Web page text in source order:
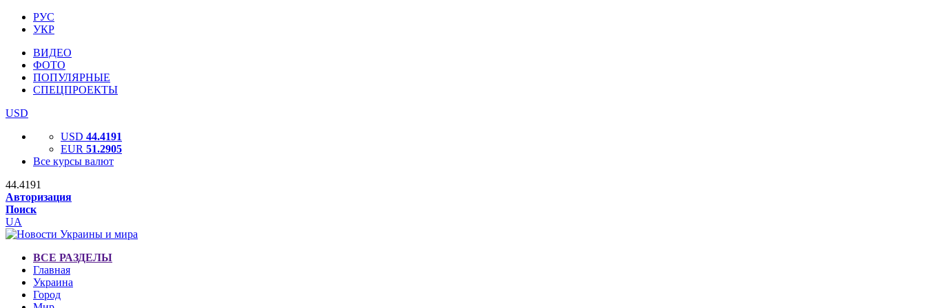
РУС
УКР
ВИДЕО
ФОТО
ПОПУЛЯРНЫЕ
СПЕЦПРОЕКТЫ
USD
USD 44.4191
EUR 51.2905
Все курсы валют
44.4191
Авторизация
Поиск
UA
ВСЕ РАЗДЕЛЫ
Главная
Украина
Город